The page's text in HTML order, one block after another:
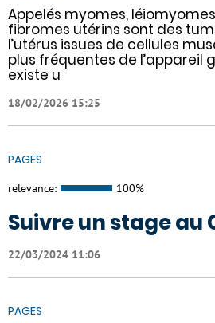
Appelés myomes,
fibromes utérins sont des
l’utérus issues de cellules
plus fréquentes de l’appareil
existe u
18/02/2026 15:25
PAGES
relevance: 100%
Suivre un stage au
22/03/2024 11:06
PAGES